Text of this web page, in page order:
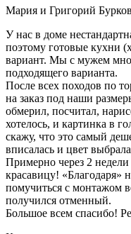
Мария и Григорий
У нас в доме
поэтому готовые кухни
вариант. Мы с мужем
подходящего варианта.
После всех походов по
на заказ под наши
обмерил, посчитал,
хотелось, и картинка в
скажу, что это самый
вписалась и цвет
Примерно через 2
красавицу!
помучиться с монтажом
получился отменный.
Большое всем спасибо!